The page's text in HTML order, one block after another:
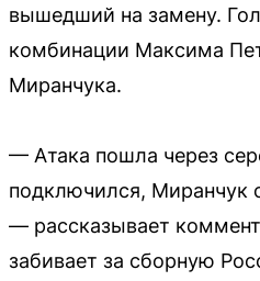
вышедший на замену.
комбинации Максима
Миранчука.
— Атака пошла через
подключился, Миранчук
— рассказывает
забивает за сборную